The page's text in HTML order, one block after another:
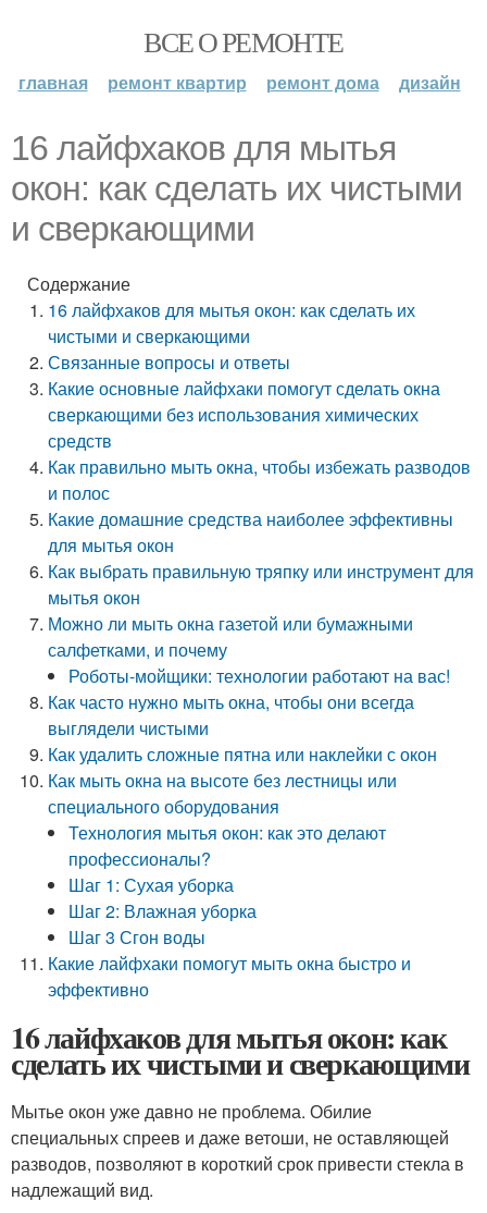
ВСЕ О РЕМОНТЕ
главная ремонт квартир ремонт дома дизайн
16 лайфхаков для мытья
окон: как сделать их чистыми
и сверкающими
Содержание
16 лайфхаков для мытья окон: как сделать их
чистыми и сверкающими
Связанные вопросы и ответы
Какие основные лайфхаки помогут сделать окна
сверкающими без использования химических
средств
Как правильно мыть окна, чтобы избежать разводов
и полос
Какие домашние средства наиболее эффективны
для мытья окон
Как выбрать правильную тряпку или инструмент для
мытья окон
Можно ли мыть окна газетой или бумажными
салфетками, и почему
Роботы-мойщики: технологии работают на вас!
Как часто нужно мыть окна, чтобы они всегда
выглядели чистыми
Как удалить сложные пятна или наклейки с окон
Как мыть окна на высоте без лестницы или
специального оборудования
Технология мытья окон: как это делают
профессионалы?
Шаг 1: Сухая уборка
Шаг 2: Влажная уборка
Шаг 3 Сгон воды
Какие лайфхаки помогут мыть окна быстро и
эффективно
16 лайфхаков для мытья окон: как
сделать их чистыми и сверкающими
Мытье окон уже давно не проблема. Обилие
специальных спреев и даже ветоши, не оставляющей
разводов, позволяют в короткий срок привести стекла в
надлежащий вид.